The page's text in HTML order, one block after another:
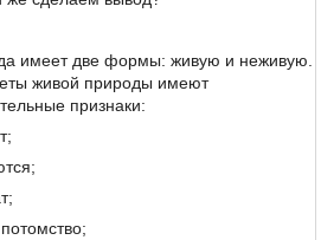
имеет две формы: живую и неживую.
живой природы имеют
признаки: